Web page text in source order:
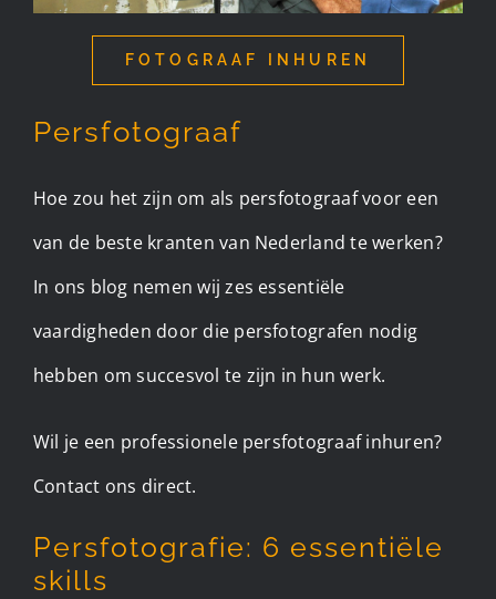
FOTOGRAAF INHUREN
Persfotograaf
Hoe zou het zijn om als persfotograaf voor een
van de beste kranten van Nederland te werken?
In ons blog nemen wij zes essentiële
vaardigheden door die persfotografen nodig
hebben om succesvol te zijn in hun werk.
Wil je een professionele persfotograaf inhuren?
Contact ons direct.
Persfotografie: 6 essentiële
skills